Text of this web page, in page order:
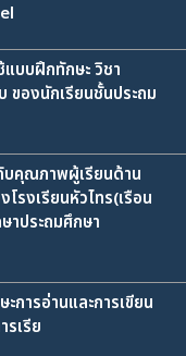
บบฝึกทักษะ วิชา
ของนักเรียนชั้นประถม
บคุณภาพผู้เรียนด้าน
รงเรียนหัวไทร(เรือน
าประถมศึกษา
ารอ่านและการเขียน
เรีย